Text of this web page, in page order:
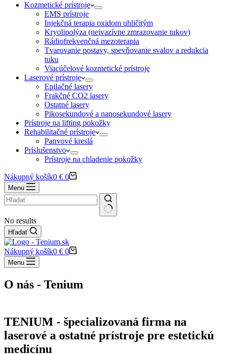
Kozmetické prístroje
EMS prístroje
Injekčná terapia oxidom uhličitým
Kryolipolýza (neivazívne zmrazovanie tukov)
Rádiofrekvenčná mezoterapia
Tvarovanie postavy, spevňovanie svalov a redukcia
tuku
Viacúčelové kozmetické prístroje
Laserové prístroje
Epilačné lasery
Frakčné CO2 lasery
Ostatné lasery
Pikosekundové a nanosekundové lasery
Prístroje na lifting pokožky
Rehabilitačné prístroje
Panvové kreslá
Príslušenstvo
Prístroje na chladenie pokožky
Nákupný košík0 € 0
Menu
No results
Hľadať
Nákupný košík0 € 0
Menu
O nás - Tenium
TENIUM - špecializovaná firma na
laserové a ostatné prístroje pre estetickú
medicínu